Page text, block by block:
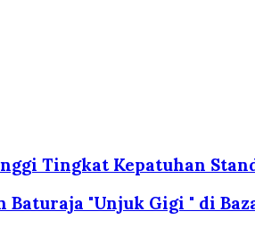
Tingkat Kepatuhan
Baturaja "Unjuk Gigi " di